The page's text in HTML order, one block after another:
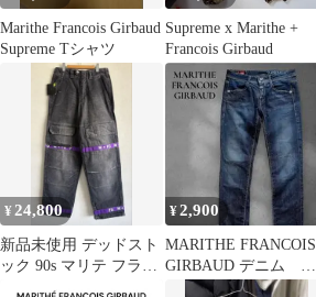
Marithe Francois Girbaud
Supreme Tシャツ
Supreme x Marithe +
Francois Girbaud
¥ 24,800
新品未使用 デッドスト
ック 90s マリテ フラン
ソワ ジルボー シャトル
¥2,900
MARITHE FRANCOIS
GIRBAUD デニム
Y2K 平成ギャル